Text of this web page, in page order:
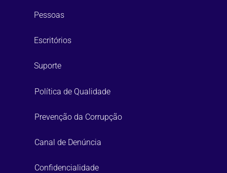
Pessoas
Escritórios
Suporte
Política de Qualidade
Prevenção da Corrupção
Canal de Denúncia
Confidencialidade